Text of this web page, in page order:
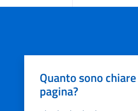
Quanto sono
pagina?